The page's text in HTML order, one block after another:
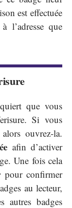
est effectuée
l’adresse que
que vous
Si vous
ouvrez-la.
afin d’activer
Une fois cela
pour confirmer
au lecteur,
autres badges